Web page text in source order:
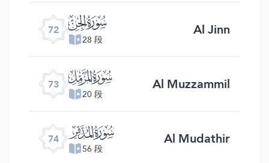
72 ﯵ
28 段 Al Jinn
73 ﯶ
20 段 Al Muzzammil
74 ﯷ
56 段 Al Mudathir